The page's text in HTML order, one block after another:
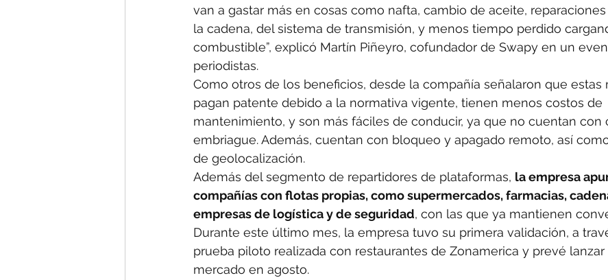
van a gastar más en cosas como nafta, cambio de aceite,
la cadena, del sistema de transmisión, y menos tiempo perdido
combustible”, explicó Martín Piñeyro, cofundador de Swapy en un
periodistas.
Como otros de los beneficios, desde la compañía señalaron que estas
pagan patente debido a la normativa vigente, tienen menos costos de
mantenimiento, y son más fáciles de conducir, ya que no cuentan con
embriague. Además, cuentan con bloqueo y apagado remoto, así
de geolocalización.
Además del segmento de repartidores de plataformas, la empresa
compañías con flotas propias, como supermercados, farmacias,
empresas de logística y de seguridad, con las que ya mantienen
Durante este último mes, la empresa tuvo su primera validación, a
prueba piloto realizada con restaurantes de Zonamerica y prevé
mercado en agosto.